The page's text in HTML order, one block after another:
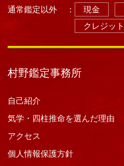
し
ょ
う。
は
通常鑑定以外 ： 現金
クレジッ
村野鑑定事務所
自己紹介
気学・四柱推命を選んだ理由
アクセス
個人情報保護方針